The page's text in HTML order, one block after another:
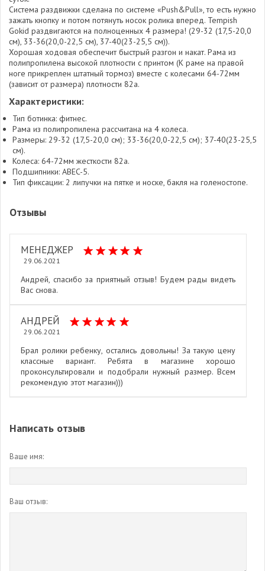
Система раздвижки сделана по системе «Push&Pull», то есть нужно
зажать кнопку и потом потянуть носок ролика вперед. Tempish
Gokid раздвигаются на полноценных 4 размера! (29-32 (17,5-20,0
см), 33-36(20,0-22,5 см), 37-40(23-25,5 см)).
Хорошая ходовая обеспечит быстрый разгон и накат. Рама из
полипропилена высокой плотности с принтом (К раме на правой
ноге прикреплен штатный тормоз) вместе с колесами 64-72мм
(зависит от размера) плотности 82а.
Характеристики:
Тип ботинка: фитнес.
Рама из полипропилена рассчитана на 4 колеса.
Размеры: 29-32 (17,5-20,0 см); 33-36(20,0-22,5 см); 37-40(23-25,5
см).
Колеса: 64-72мм жесткости 82а.
Подшипники: ABEC-5.
Тип фиксации: 2 липучки на пятке и носке, бакля на голеностопе.
Отзывы
МЕНЕДЖЕР
29.06.2021
Андрей, спасибо за приятный отзыв! Будем рады видеть
Вас снова.
АНДРЕЙ
29.06.2021
Брал ролики ребенку, остались довольны! За такую цену
классные вариант. Ребята в магазине хорошо
проконсультировали и подобрали нужный размер. Всем
рекомендую этот магазин)))
Написать отзыв
Ваше имя:
Ваш отзыв: